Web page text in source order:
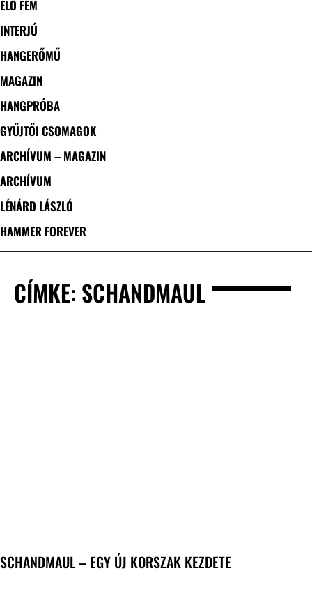
ÉLŐ FÉM
INTERJÚ
HANGERŐMŰ
MAGAZIN
HANGPRÓBA
GYŰJTŐI CSOMAGOK
ARCHÍVUM – MAGAZIN
ARCHÍVUM
LÉNÁRD LÁSZLÓ
HAMMER FOREVER
CÍMKE: SCHANDMAUL
SCHANDMAUL – EGY ÚJ KORSZAK KEZDETE